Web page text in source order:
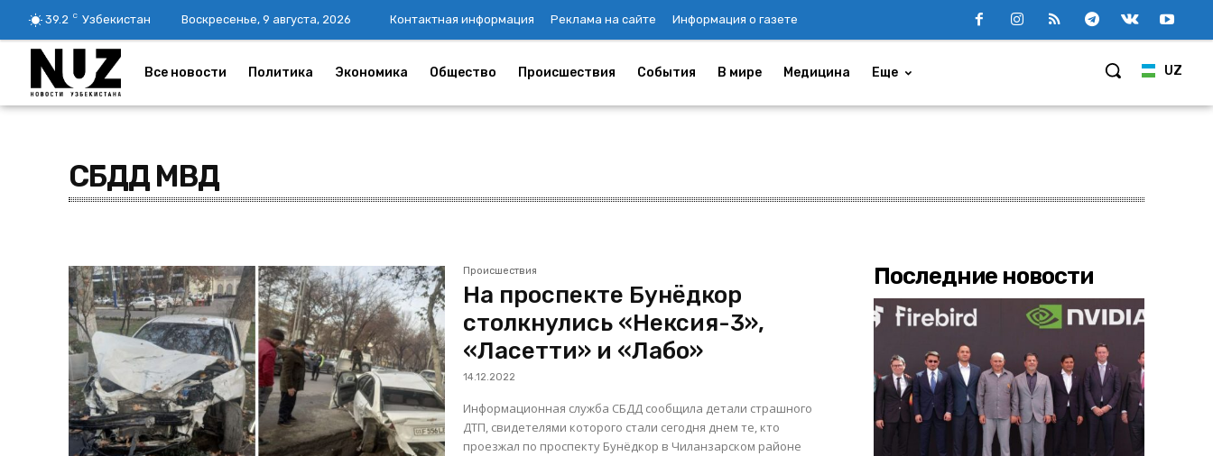
39.2 C Узбекистан Воскресенье, 9 августа, 2026 Контактная информация Реклама на сайте Информация о газете
UZ
Все новости Политика Экономика Общество Происшествия События В мире Медицина Еще
СБДД МВД
Происшествия
На проспекте Бунёдкор
столкнулись «Нексия-3»,
«Ласетти» и «Лабо»
14.12.2022
Информационная служба СБДД сообщила детали страшного
ДТП, свидетелями которого стали сегодня днем те, кто
проезжал по проспекту Бунёдкор в Чиланзарском районе
Последние новости